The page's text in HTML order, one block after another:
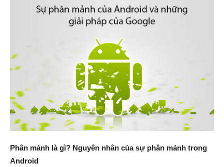
Phân mảnh là gì? Nguyên nhân của sự phân mảnh trong
Android